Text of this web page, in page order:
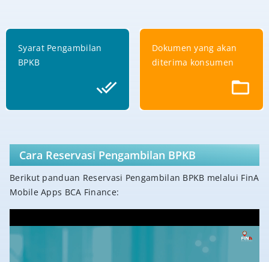
Syarat Pengambilan
BPKB
Dokumen yang akan
diterima konsumen
Cara Reservasi Pengambilan BPKB
Berikut panduan Reservasi Pengambilan BPKB melalui FinA
Mobile Apps BCA Finance: